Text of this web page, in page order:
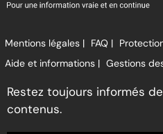
Mentions légales | FAQ |
Aide et informations | Gestions
Restez toujours informés
contenus.